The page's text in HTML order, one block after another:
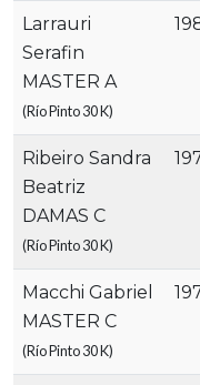
Larrauri
Serafin
MASTER A
(Río Pinto 30 K)
Ribeiro Sandra
Beatriz
DAMAS C
(Río Pinto 30 K)
Macchi Gabriel
MASTER C
(Río Pinto 30 K)